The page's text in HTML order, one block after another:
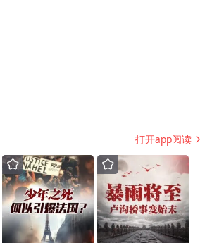
效应。自觉地把思想认识转
求上来，把发展思路转到依
海、发展开放型经济上来，
到以港兴区、靠海发展、近
用、整体推进上来，更大范
打开app阅读